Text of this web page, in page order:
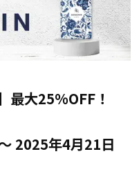
最大25%OFF！
2025年4月21日